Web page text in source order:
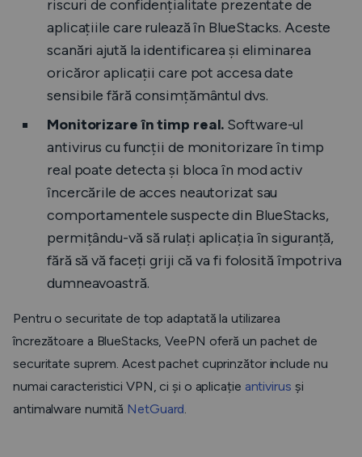
riscuri de confidențialitate prezentate de
aplicațiile care rulează în BlueStacks. Aceste
scanări ajută la identificarea și eliminarea
oricăror aplicații care pot accesa date
sensibile fără consimțământul dvs.
Monitorizare în timp real. Software-ul
antivirus cu funcții de monitorizare în timp
real poate detecta și bloca în mod activ
încercările de acces neautorizat sau
comportamentele suspecte din BlueStacks,
permițându-vă să rulați aplicația în siguranță,
fără să vă faceți griji că va fi folosită împotriva
dumneavoastră.
Pentru o securitate de top adaptată la utilizarea
încrezătoare a BlueStacks, VeePN oferă un pachet de
securitate suprem. Acest pachet cuprinzător include nu
numai caracteristici VPN, ci și o aplicație antivirus și
antimalware numită NetGuard